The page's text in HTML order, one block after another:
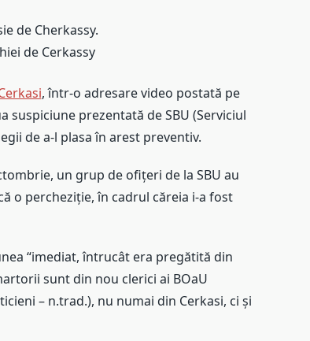
, într-o adresare video postată pe
suspiciune prezentată de SBU (Serviciul
de a-l plasa în arest preventiv.
un grup de ofițeri de la SBU au
o percheziție, în cadrul căreia i-a fost
“imediat, întrucât era pregătită din
sunt din nou clerici ai BOaU
– n.trad.), nu numai din Cerkasi, ci și